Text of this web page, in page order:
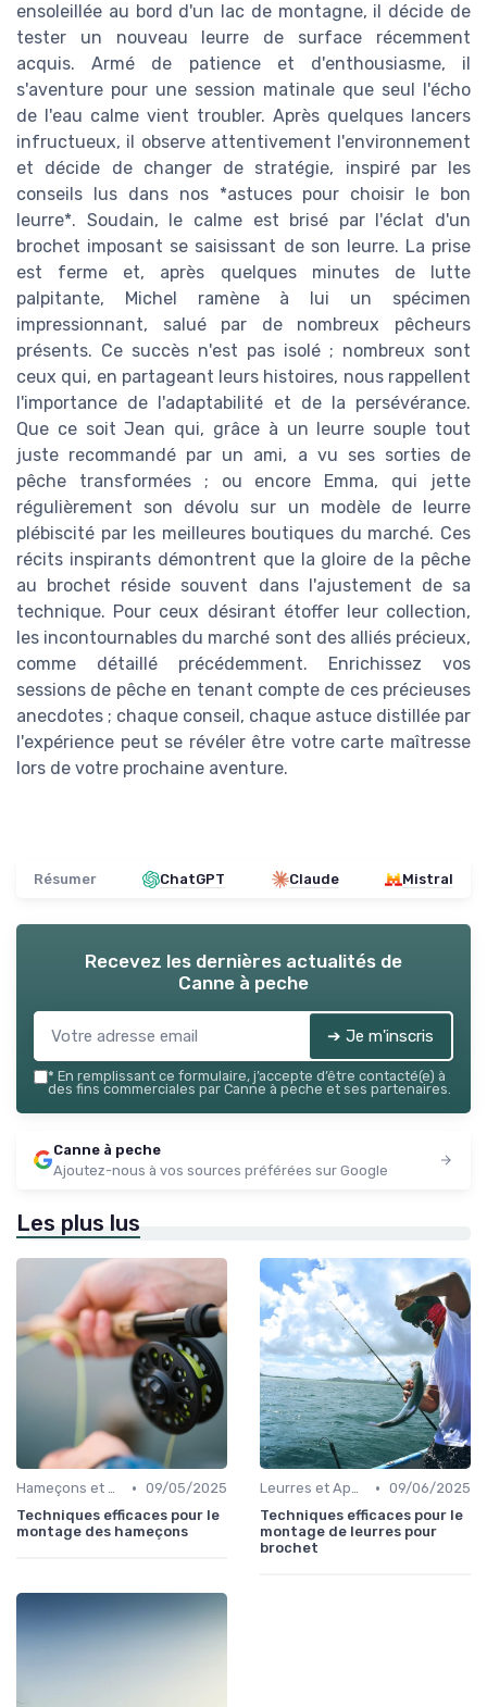
ensoleillée au bord d'un lac de montagne, il décide de
tester un nouveau leurre de surface récemment
acquis. Armé de patience et d'enthousiasme, il
s'aventure pour une session matinale que seul l'écho
de l'eau calme vient troubler. Après quelques lancers
infructueux, il observe attentivement l'environnement
et décide de changer de stratégie, inspiré par les
conseils lus dans nos *astuces pour choisir le bon
leurre*. Soudain, le calme est brisé par l'éclat d'un
brochet imposant se saisissant de son leurre. La prise
est ferme et, après quelques minutes de lutte
palpitante, Michel ramène à lui un spécimen
impressionnant, salué par de nombreux pêcheurs
présents. Ce succès n'est pas isolé ; nombreux sont
ceux qui, en partageant leurs histoires, nous rappellent
l'importance de l'adaptabilité et de la persévérance.
Que ce soit Jean qui, grâce à un leurre souple tout
juste recommandé par un ami, a vu ses sorties de
pêche transformées ; ou encore Emma, qui jette
régulièrement son dévolu sur un modèle de leurre
plébiscité par les meilleures boutiques du marché. Ces
récits inspirants démontrent que la gloire de la pêche
au brochet réside souvent dans l'ajustement de sa
technique. Pour ceux désirant étoffer leur collection,
les incontournables du marché sont des alliés précieux,
comme détaillé précédemment. Enrichissez vos
sessions de pêche en tenant compte de ces précieuses
anecdotes ; chaque conseil, chaque astuce distillée par
l'expérience peut se révéler être votre carte maîtresse
lors de votre prochaine aventure.
Résumer ChatGPT Claude Mistral
Recevez les dernières actualités de
Canne à peche
➔ Je m'inscris
* En remplissant ce formulaire, j’accepte d’être contacté(e) à
des fins commerciales par Canne à peche et ses partenaires.
Canne à peche
Ajoutez-nous à vos sources préférées sur Google
Les plus lus
Hameçons et Montages • 09/05/2025
Techniques efficaces pour le
montage des hameçons
Leurres et Appâts • 09/06/2025
Techniques efficaces pour le
montage de leurres pour
brochet